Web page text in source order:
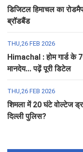
डिजिटल हिमाचल का
ब्रॉडबैंड
THU,26 FEB 2026
Himachal : होम गार्ड के
मानदेय... पढ़ें पूरी डिटेल
THU,26 FEB 2026
शिमला में 20 घंटे वोल्टेज
दिल्ली पुलिस?